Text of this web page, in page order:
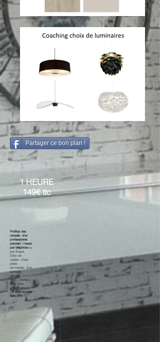
Partager ce bon plan !
1 HEURE
149€ ttc
Profitez des
conseils d'un
professionnel
pendant 1 heure
par téléphoneou
par Skype.
Choix de
couleur, d'une
pièce
de mobilier, d'un
luminaire,
astuces
déco...Confiez-
nous votre
problématique
!A offrir ou vous
faire offrir !